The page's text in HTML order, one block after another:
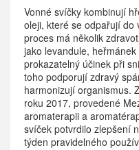
Vonné svíčky kombinují
oleji, které se odpařují do
proces má několik
jako levandule,
prokazatelný účinek při
toho podporují zdravý
harmonizují organismus.
roku 2017, provedené
aromaterapii a
svíček potvrdilo zlepšení
týden pravidelného